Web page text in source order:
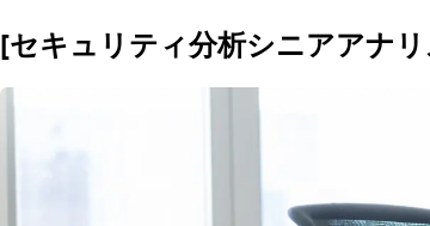
[セキュリティ分析シニアアナ